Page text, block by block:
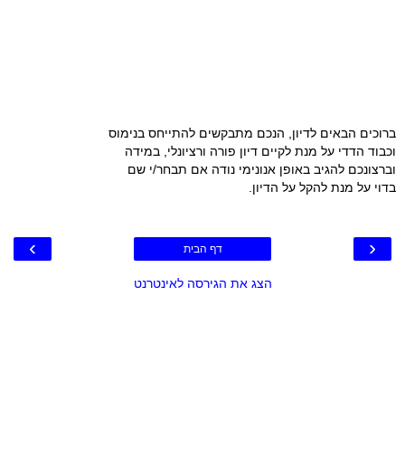
ברוכים הבאים לדיון, הנכם מתבקשים להתייחס בנימוס
וכבוד הדדי על מנת לקיים דיון פורה ורציונלי, במידה
וברצונכם להגיב באופן אנונימי נודה אם תבחר/י שם
בדוי על מנת להקל על הדיון.
‹
› דף הבית
הצג את הגירסה לאינטרנט